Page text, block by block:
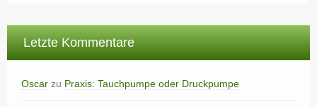
Letzte Kommentare
Oscar zu Praxis: Tauchpumpe oder Druckpumpe